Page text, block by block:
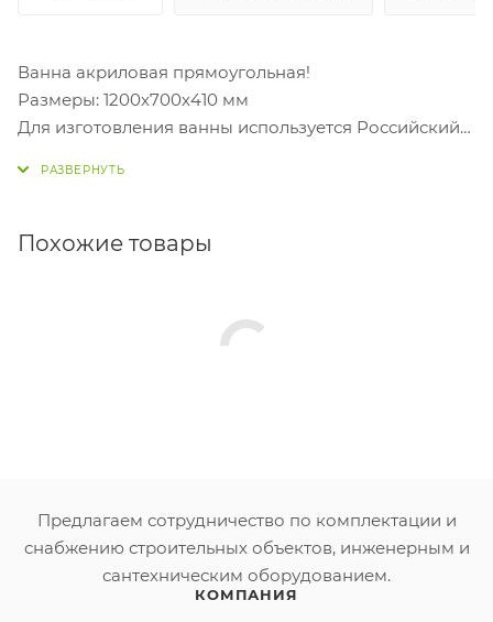
Ванна акриловая прямоугольная!
Размеры: 1200х700х410 мм
Для изготовления ванны используется Российский
до 6 мм.
В комлект ванны входит: ванна.
Дополнительно может комплектовать: экран к
Похожие товары
Предлагаем сотрудничество по комплектации и
снабжению строительных объектов, инженерным и
сантехническим оборудованием.
КОМПАНИЯ